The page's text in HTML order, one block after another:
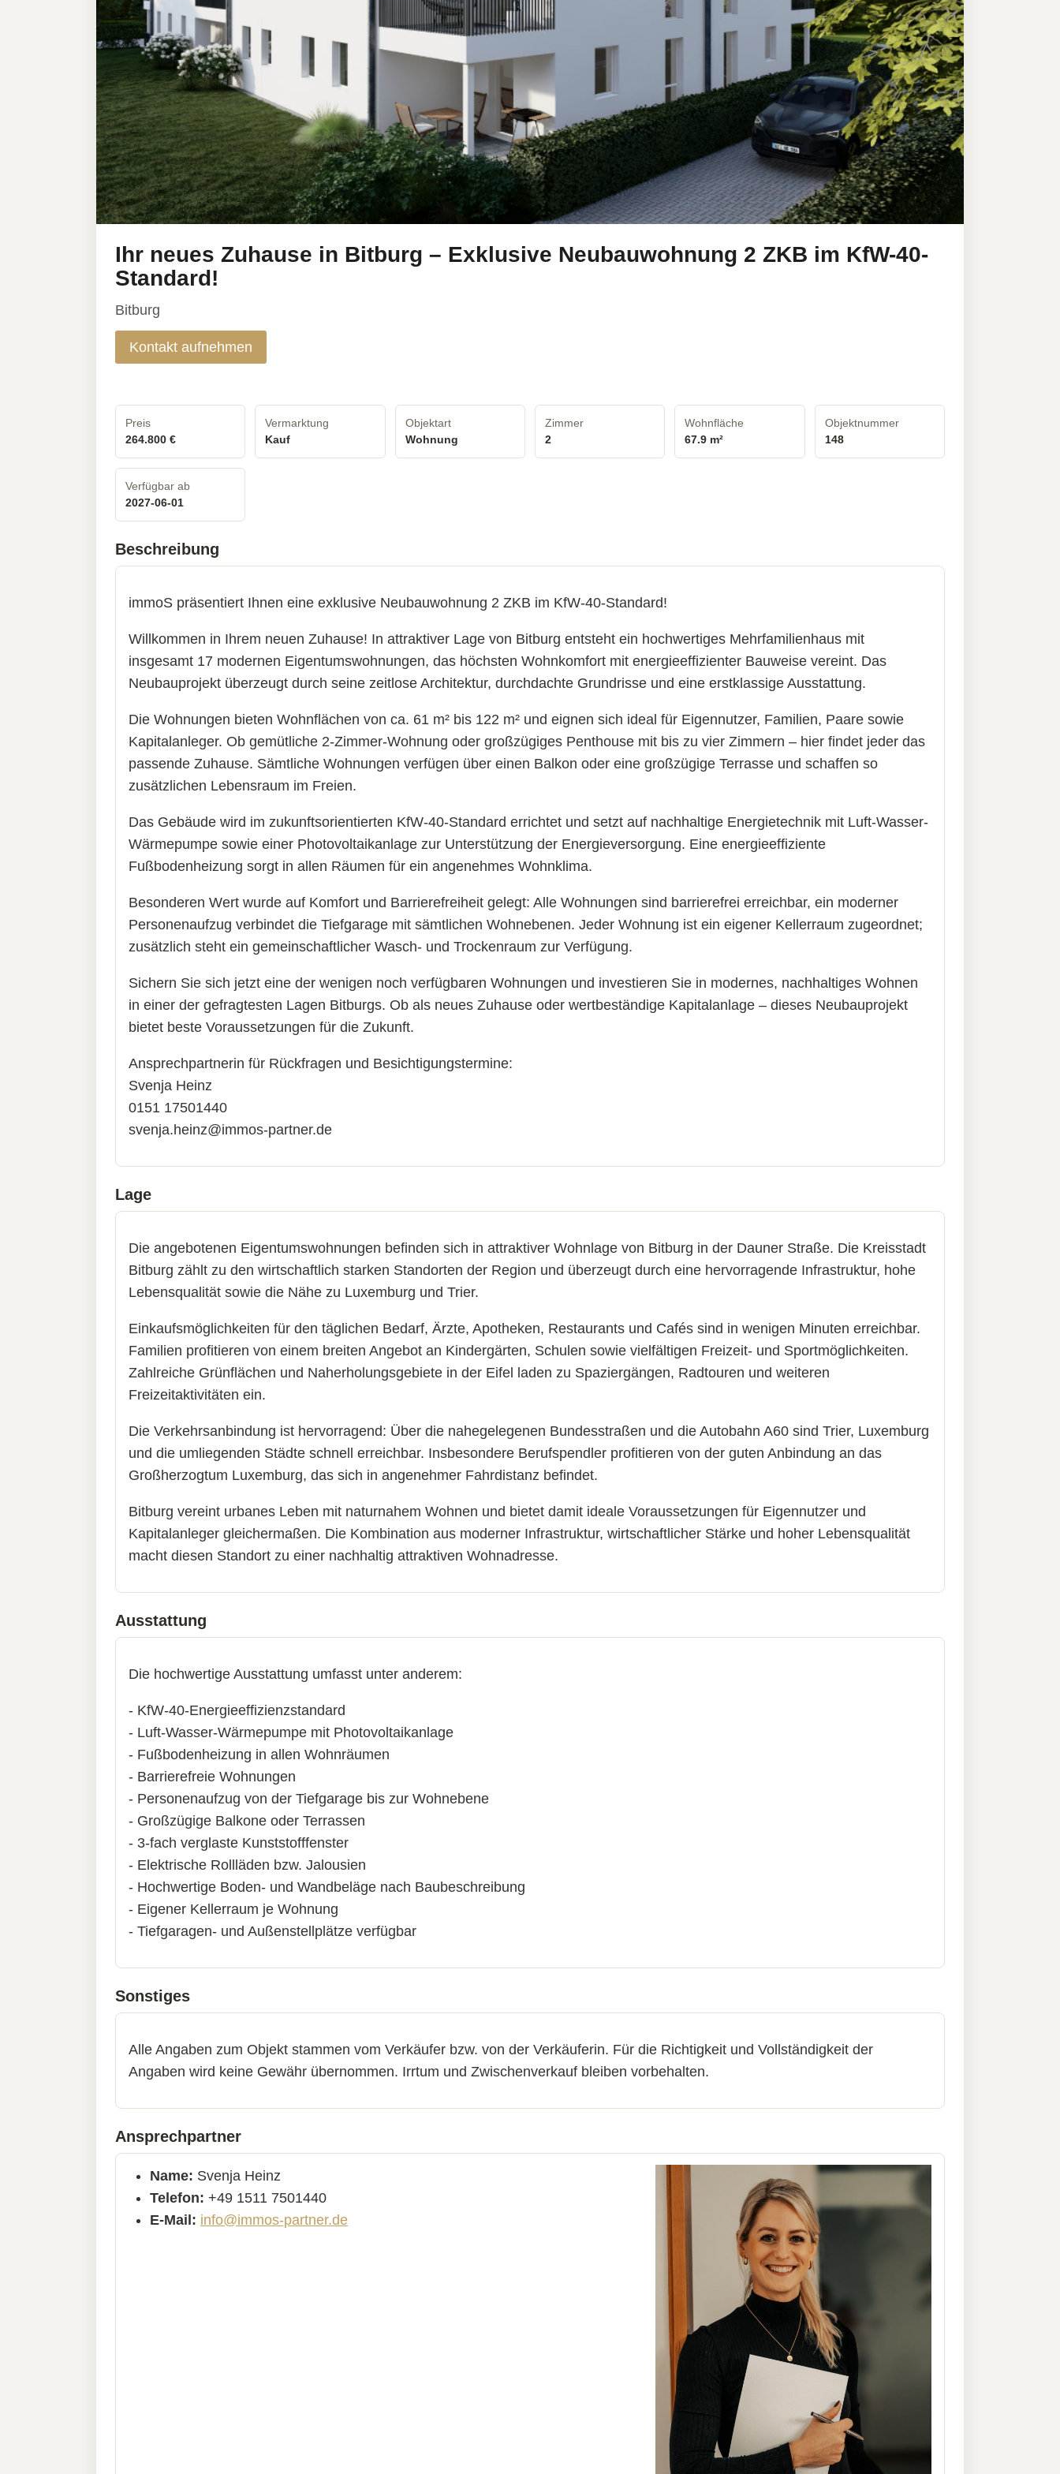
Ihr neues Zuhause in Bitburg – Exklusive Neubauwohnung 2 ZKB im KfW-40-
Standard!
Bitburg
Kontakt aufnehmen
Preis
264.800 €
Vermarktung
Kauf
Objektart
Wohnung
Zimmer
2
Wohnfläche
67.9 m²
Objektnummer
148
Verfügbar ab
2027-06-01
Beschreibung
immoS präsentiert Ihnen eine exklusive Neubauwohnung 2 ZKB im KfW-40-Standard!
Willkommen in Ihrem neuen Zuhause! In attraktiver Lage von Bitburg entsteht ein hochwertiges Mehrfamilienhaus mit
insgesamt 17 modernen Eigentumswohnungen, das höchsten Wohnkomfort mit energieeffizienter Bauweise vereint. Das
Neubauprojekt überzeugt durch seine zeitlose Architektur, durchdachte Grundrisse und eine erstklassige Ausstattung.
Die Wohnungen bieten Wohnflächen von ca. 61 m² bis 122 m² und eignen sich ideal für Eigennutzer, Familien, Paare sowie
Kapitalanleger. Ob gemütliche 2-Zimmer-Wohnung oder großzügiges Penthouse mit bis zu vier Zimmern – hier findet jeder das
passende Zuhause. Sämtliche Wohnungen verfügen über einen Balkon oder eine großzügige Terrasse und schaffen so
zusätzlichen Lebensraum im Freien.
Das Gebäude wird im zukunftsorientierten KfW-40-Standard errichtet und setzt auf nachhaltige Energietechnik mit Luft-Wasser-
Wärmepumpe sowie einer Photovoltaikanlage zur Unterstützung der Energieversorgung. Eine energieeffiziente
Fußbodenheizung sorgt in allen Räumen für ein angenehmes Wohnklima.
Besonderen Wert wurde auf Komfort und Barrierefreiheit gelegt: Alle Wohnungen sind barrierefrei erreichbar, ein moderner
Personenaufzug verbindet die Tiefgarage mit sämtlichen Wohnebenen. Jeder Wohnung ist ein eigener Kellerraum zugeordnet;
zusätzlich steht ein gemeinschaftlicher Wasch- und Trockenraum zur Verfügung.
Sichern Sie sich jetzt eine der wenigen noch verfügbaren Wohnungen und investieren Sie in modernes, nachhaltiges Wohnen
in einer der gefragtesten Lagen Bitburgs. Ob als neues Zuhause oder wertbeständige Kapitalanlage – dieses Neubauprojekt
bietet beste Voraussetzungen für die Zukunft.
Ansprechpartnerin für Rückfragen und Besichtigungstermine:
Svenja Heinz
0151 17501440
svenja.heinz@immos-partner.de
Lage
Die angebotenen Eigentumswohnungen befinden sich in attraktiver Wohnlage von Bitburg in der Dauner Straße. Die Kreisstadt
Bitburg zählt zu den wirtschaftlich starken Standorten der Region und überzeugt durch eine hervorragende Infrastruktur, hohe
Lebensqualität sowie die Nähe zu Luxemburg und Trier.
Einkaufsmöglichkeiten für den täglichen Bedarf, Ärzte, Apotheken, Restaurants und Cafés sind in wenigen Minuten erreichbar.
Familien profitieren von einem breiten Angebot an Kindergärten, Schulen sowie vielfältigen Freizeit- und Sportmöglichkeiten.
Zahlreiche Grünflächen und Naherholungsgebiete in der Eifel laden zu Spaziergängen, Radtouren und weiteren
Freizeitaktivitäten ein.
Die Verkehrsanbindung ist hervorragend: Über die nahegelegenen Bundesstraßen und die Autobahn A60 sind Trier, Luxemburg
und die umliegenden Städte schnell erreichbar. Insbesondere Berufspendler profitieren von der guten Anbindung an das
Großherzogtum Luxemburg, das sich in angenehmer Fahrdistanz befindet.
Bitburg vereint urbanes Leben mit naturnahem Wohnen und bietet damit ideale Voraussetzungen für Eigennutzer und
Kapitalanleger gleichermaßen. Die Kombination aus moderner Infrastruktur, wirtschaftlicher Stärke und hoher Lebensqualität
macht diesen Standort zu einer nachhaltig attraktiven Wohnadresse.
Ausstattung
Die hochwertige Ausstattung umfasst unter anderem:
- KfW-40-Energieeffizienzstandard
- Luft-Wasser-Wärmepumpe mit Photovoltaikanlage
- Fußbodenheizung in allen Wohnräumen
- Barrierefreie Wohnungen
- Personenaufzug von der Tiefgarage bis zur Wohnebene
- Großzügige Balkone oder Terrassen
- 3-fach verglaste Kunststofffenster
- Elektrische Rollläden bzw. Jalousien
- Hochwertige Boden- und Wandbeläge nach Baubeschreibung
- Eigener Kellerraum je Wohnung
- Tiefgaragen- und Außenstellplätze verfügbar
Sonstiges
Alle Angaben zum Objekt stammen vom Verkäufer bzw. von der Verkäuferin. Für die Richtigkeit und Vollständigkeit der
Angaben wird keine Gewähr übernommen. Irrtum und Zwischenverkauf bleiben vorbehalten.
Ansprechpartner
Name: Svenja Heinz
Telefon: +49 1511 7501440
E-Mail: info@immos-partner.de